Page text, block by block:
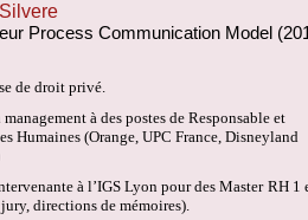
Process Communication Model
de droit privé.
à des postes de Responsable et
Humaines (Orange, UPC France, Disneyland
à l’IGS Lyon pour des Master RH 1
directions de mémoires).